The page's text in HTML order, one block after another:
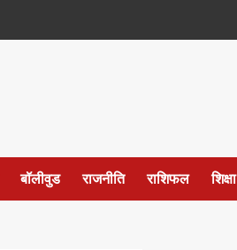
बॉलीवुड राजनीति राशिफल शिक्षा